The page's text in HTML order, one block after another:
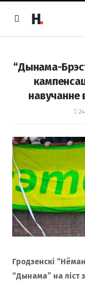
“Дынама-
навучанне
Гродзенскі
“Дынама” на ліст